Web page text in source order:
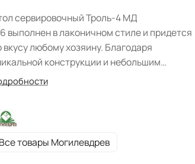
сервировочный Троль-4 МД
выполнен в лаконичном стиле и придется
вкусу любому хозяину. Благодаря
конструкции и небольшим
модуль можно установить в любой
благодаря чему изделие может
стойкостью к механическим
и долговечностью.
Все товары Могилевдрев